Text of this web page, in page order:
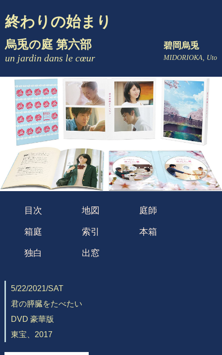
終わりの始まり
烏兎の庭 第六部
un jardin dans le cœur
碧岡烏兎
MIDORIOKA, Uto
目次 地図 庭師
箱庭 索引 本箱
独白 出窓
5/22/2021/SAT
君の膵臓をたべたい
DVD 豪華版
東宝、2017